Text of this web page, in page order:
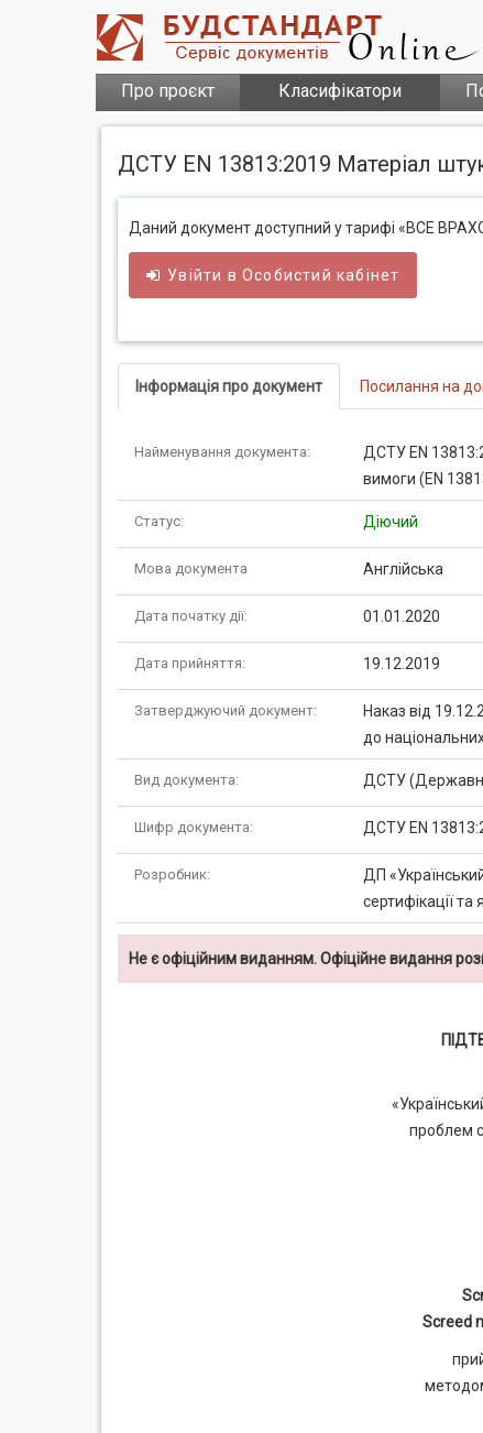
Про проєкт Класифікатори
ДСТУ EN 13813:2019 Матеріал
Даний документ доступний у тарифі «ВСЕ
Увійти вОсобистий кабінет
Інформація про документ Посилання на
Найменування документа:
ДСТУ EN
вимоги (EN
Статус: Діючий
Мова документа Англійська
Дата початку дії: 01.01.2020
Дата прийняття: 19.12.2019
Затверджуючий документ:
Наказ від
до
Вид документа: ДСТУ
Шифр документа: ДСТУ EN
Розробник:
ДП
сертифікації
Не є офіційним виданням. Офіційне видання
проблем
Screed